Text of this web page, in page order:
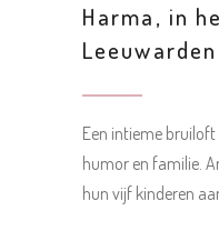
Harma, in
Leeuwarden
Een intieme
humor en familie.
hun vijf kinderen